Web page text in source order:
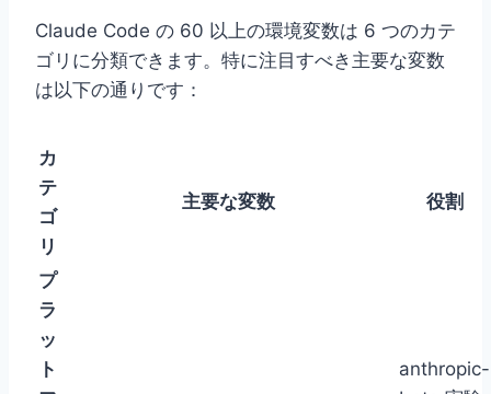
Claude Code の 60 以上の環境変数は 6 つのカテ
ゴリに分類できます。特に注目すべき主要な変数
は以下の通りです：
カ
テ
ゴ
リ
主要な変数 役割
プ
ラ
ッ
ト
anthropic-